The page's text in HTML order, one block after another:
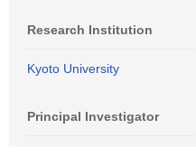
Research Institution
Kyoto University
Principal Investigator